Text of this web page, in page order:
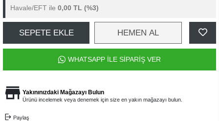
Havale/EFT ile 0,00 TL (%3)
SEPETE EKLE HEMEN AL
WHATSAPP İLE SİPARİŞ VER
Yakınınızdaki Mağazayı Bulun
Ürünü incelemek veya denemek için size en yakın mağazayı bulun.
Paylaş